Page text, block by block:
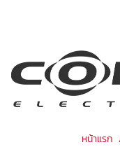
หน้าแรก